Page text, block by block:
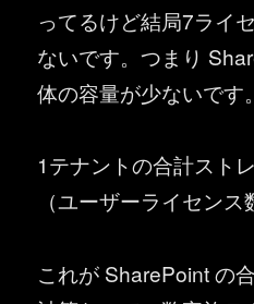
ってるけど結局7ライ
ないです。つまり
体の容量が少ないです。
1テナントの合計スト
（ユーザーライセンス
これが SharePoint の